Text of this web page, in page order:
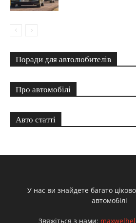
Поради для автолюбителів
Про автомобілі
Авто статті
У нас ви знайдете багато
автомобілі
Звяжіться з нами: